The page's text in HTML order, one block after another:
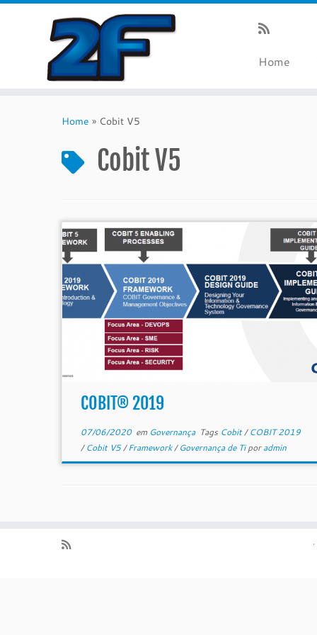
Home
Home » Cobit V5
Cobit V5
COBIT® 2019
07/06/2020em Governança Tags Cobit/COBIT 2019
/Cobit V5/Framework/Governança de Tiporadmin
·